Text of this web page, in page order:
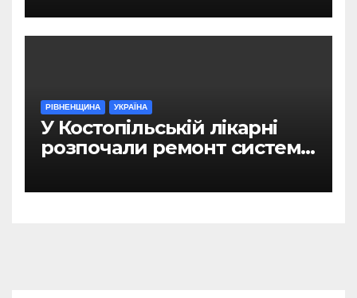
РІВНЕНЩИНА УКРАЇНА
У Костопільській лікарні
розпочали ремонт системи